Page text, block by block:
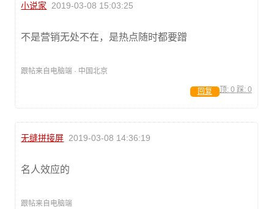
小说家 2019-03-08 15:03:25
不是营销无处不在，是热点随时都要蹭
跟帖来自电脑端 · 中国北京
顶: 0 踩: 0
回复
无缝拼接屏 2019-03-08 14:36:19
名人效应的
跟帖来自电脑端